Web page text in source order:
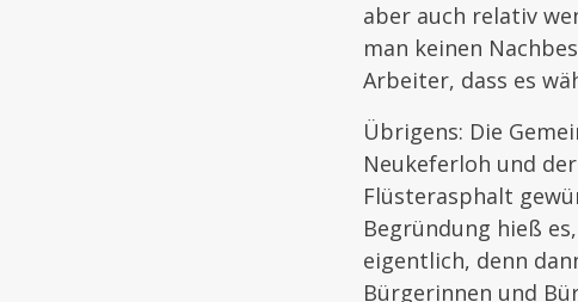
aber auch relativ
man keinen
Arbeiter, dass es
Übrigens: Die
Neukeferloh und
Flüsterasphalt
Begründung hieß
eigentlich, denn
Bürgerinnen und